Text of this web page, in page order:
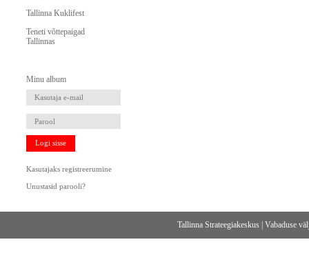
Tallinna Kuklifest
Teneti võttepaigad
Tallinnas
Minu album
Logi sisse
Kasutajaks registreerumine
Unustasid parooli?
Tallinna Strateegiakeskus |Vabaduse